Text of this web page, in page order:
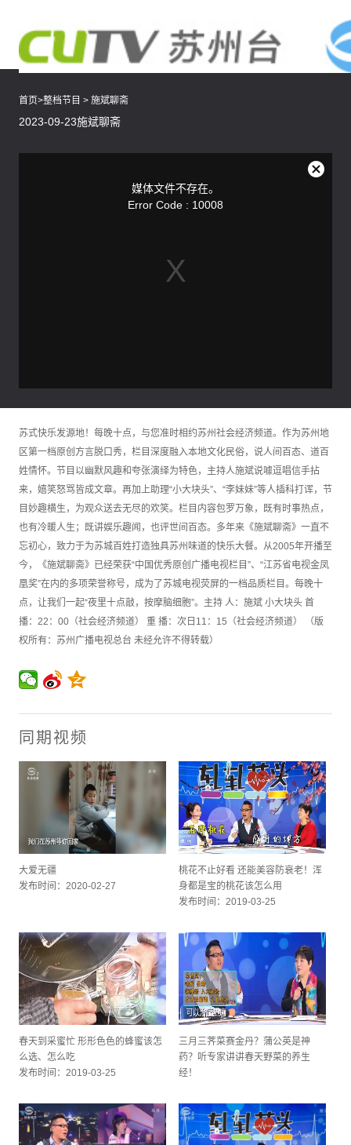
首页>整档节目 > 施斌聊斋
2023-09-23施斌聊斋
媒体文件不存在。
Error Code : 10008
关
苏式快乐发源地！每晚十点，与您准时相约苏州社会经济频道。作为苏州地
区第一档原创方言脱口秀，栏目深度融入本地文化民俗，说人间百态、道百
姓情怀。节目以幽默风趣和夸张演绎为特色，主持人施斌说噱逗唱信手拈
来，嬉笑怒骂皆成文章。再加上助理“小大块头”、“李妹妹”等人插科打诨，节
目妙趣横生，为观众送去无尽的欢笑。栏目内容包罗万象，既有时事热点，
也有冷暖人生；既讲娱乐趣闻，也评世间百态。多年来《施斌聊斋》一直不
忘初心，致力于为苏城百姓打造独具苏州味道的快乐大餐。从2005年开播至
今，《施斌聊斋》已经荣获“中国优秀原创广播电视栏目”、“江苏省电视金凤
凰奖”在内的多项荣誉称号，成为了苏城电视荧屏的一档品质栏目。每晚十
点，让我们一起“夜里十点敲，按摩脑细胞”。主持 人：施斌 小大块头 首
播：22：00（社会经济频道） 重 播：次日11：15（社会经济频道） （版
权所有：苏州广播电视总台 未经允许不得转载）
同期视频
大爱无疆
发布时间：2020-02-27
桃花不止好看 还能美容防衰老！浑
身都是宝的桃花该怎么用
发布时间：2019-03-25
春天到采蜜忙 形形色色的蜂蜜该怎
么选、怎么吃
发布时间：2019-03-25
三月三荠菜赛金丹？蒲公英是神
药？听专家讲讲春天野菜的养生
经！